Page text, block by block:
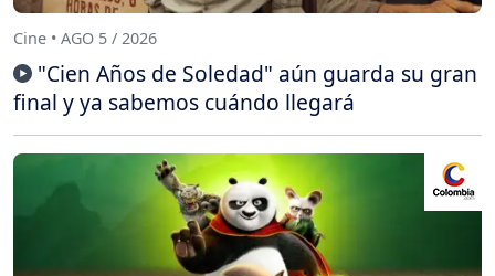
Cine • AGO 5 / 2026
"Cien Años de Soledad" aún guarda su gran
final y ya sabemos cuándo llegará